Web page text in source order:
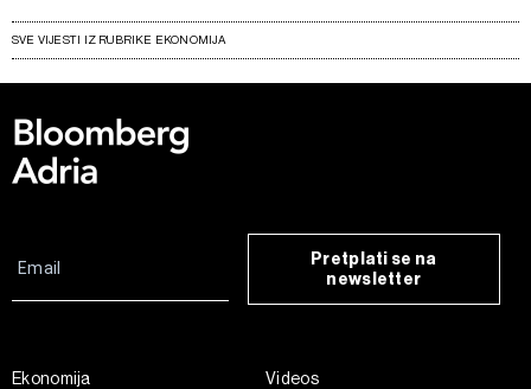
SVE VIJESTI IZ RUBRIKE EKONOMIJA
Pretplati se na
newsletter
Ekonomija
Videos